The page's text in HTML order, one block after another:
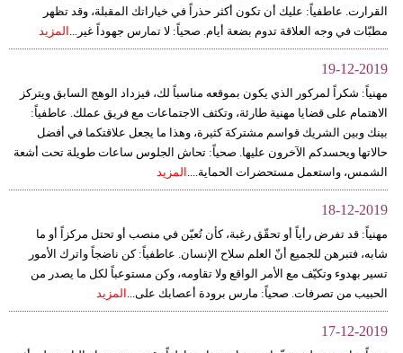
القرارت. عاطفياً: عليك أن تكون أكثر حذراً في خياراتك المقبلة، وقد تظهر
مطبّات في وجه العلاقة تدوم بضعة أيام. صحياً: لا تمارس جهوداً غير... المزيد
19-12-2019
مهنياً: شكراً لمركور الذي يكون بموقعه مناسباً لك، فيزداد الوهج السابق ويتركز
الاهتمام على قضايا مهنية طارئة، وتكثف الاجتماعات مع فريق عملك. عاطفياً:
بينك وبين الشريك قواسم مشتركة كثيرة، وهذا ما يجعل علاقتكما في أفضل
حالاتها ويحسدكم الآخرون عليها. صحياً: تحاش الجلوس ساعات طويلة تحت أشعة
الشمس، واستعمل مستحضرات الحماية.... المزيد
18-12-2019
مهنياً: قد تفرض رأياً أو تحقّق رغبة، كأن تُعيّن في منصب أو تحتل مركزاً أو ما
شابه، فتبرهن للجميع أنّ العلم سلاح الإنسان. عاطفياً: كن ناضجاً واترك الأمور
تسير بهدوء وتكيّف مع الأمر الواقع ولا تقاومه، وكن مستوعباً لكل ما يصدر من
الحبيب من تصرفات. صحياً: مارس برودة أعصابك على... المزيد
17-12-2019